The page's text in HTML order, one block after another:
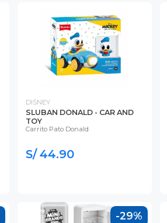
DISNEY
SLUBAN DONALD - CAR AND
TOY
Carrito Pato Donald
S/ 44.90
-29%